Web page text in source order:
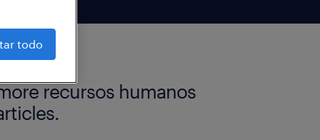
recursos humanos
todo